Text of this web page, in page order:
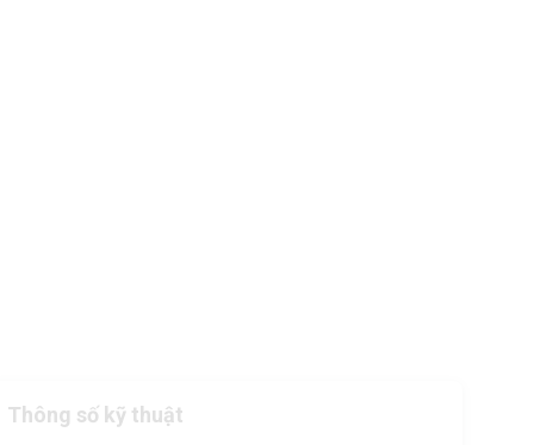
Thông số kỹ thuật